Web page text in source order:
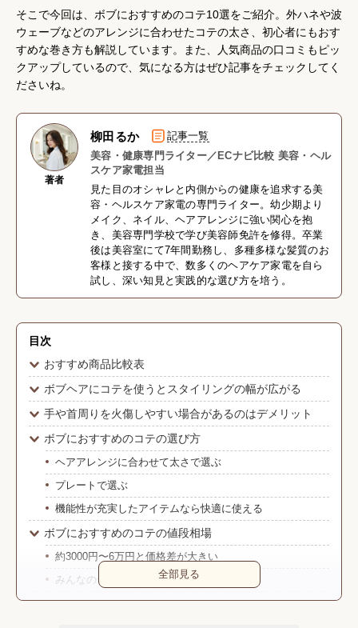
そこで今回は、ボブにおすすめのコテ10選をご紹介。外ハネや波
ウェーブなどのアレンジに合わせたコテの太さ、初心者にもおす
すめな巻き方も解説しています。また、人気商品の口コミもピッ
クアップしているので、気になる方はぜひ記事をチェックしてく
ださいね。
著者
柳田るか
記事一覧
美容・健康専門ライター／ECナビ比較 美容・ヘル
スケア家電担当
見た目のオシャレと内側からの健康を追求する美
容・ヘルスケア家電の専門ライター。幼少期より
メイク、ネイル、ヘアアレンジに強い関心を抱
き、美容専門学校で学び美容師免許を修得。卒業
後は美容室にて7年間勤務し、多種多様な髪質のお
客様と接する中で、数多くのヘアケア家電を自ら
試し、深い知見と実践的な選び方を培う。
目次
おすすめ商品比較表
ボブヘアにコテを使うとスタイリングの幅が広がる
手や首周りを火傷しやすい場合があるのはデメリット
ボブにおすすめのコテの選び方
ヘアアレンジに合わせて太さで選ぶ
プレートで選ぶ
機能性が充実したアイテムなら快適に使える
ボブにおすすめのコテの値段相場
約3000円〜6万円と価格差が大きい
みんなの予算は？
ボブ向けコテのおすすめブランド3選
全部見る